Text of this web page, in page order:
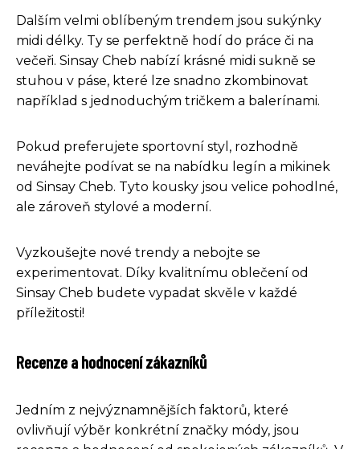
Dalším velmi oblíbeným trendem jsou sukýnky
midi délky. Ty se perfektně hodí do práce či na
večeři. Sinsay Cheb nabízí krásné midi sukně se
stuhou v páse, které lze snadno zkombinovat
například s jednoduchým tričkem a balerínami.
Pokud preferujete sportovní styl, rozhodně
neváhejte podívat se na nabídku legín a mikinek
od Sinsay Cheb. Tyto kousky jsou velice pohodlné,
ale zároveň stylové a moderní.
Vyzkoušejte nové trendy a nebojte se
experimentovat. Díky kvalitnímu oblečení od
Sinsay Cheb budete vypadat skvěle v každé
příležitosti!
Recenze a hodnocení zákazníků
Jedním z nejvýznamnějších faktorů, které
ovlivňují výběr konkrétní značky módy, jsou